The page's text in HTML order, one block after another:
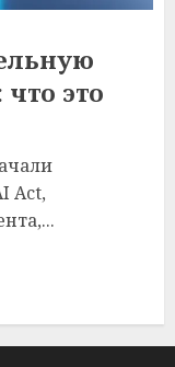
это
Act,